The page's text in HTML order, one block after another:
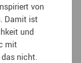
von
Damit ist
und
mit
nicht.